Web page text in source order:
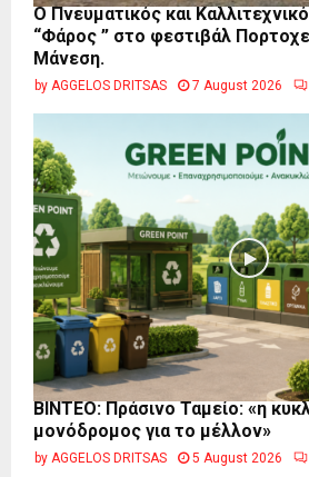
Ο Πνευματικός και
“Φάρος ” στο φεστιβάλ
Μάνεση.
by AGGELOS DRITSAS 7 August 2026
BINTEO: Πράσινο Ταμείο: «η
μονόδρομος για το μέλλον»
by AGGELOS DRITSAS 5 August 2026